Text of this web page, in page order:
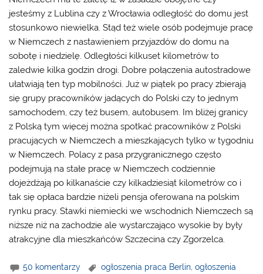
jesteśmy z Lublina czy z Wrocławia odległość do domu jest
stosunkowo niewielka. Stąd też wiele osób podejmuje pracę
w Niemczech z nastawieniem przyjazdów do domu na
sobotę i niedzielę. Odległości kilkuset kilometrów to
zaledwie kilka godzin drogi. Dobre połączenia autostradowe
ułatwiają ten typ mobilności. Już w piątek po pracy zbierają
się grupy pracowników jadących do Polski czy to jednym
samochodem, czy też busem, autobusem. Im bliżej granicy
z Polską tym więcej można spotkać pracowników z Polski
pracujących w Niemczech a mieszkających tylko w tygodniu
w Niemczech. Polacy z pasa przygranicznego często
podejmują na stałe pracę w Niemczech codziennie
dojeżdżają po kilkanaście czy kilkadziesiąt kilometrów co i
tak się opłaca bardzie niżeli pensja oferowana na polskim
rynku pracy. Stawki niemiecki we wschodnich Niemczech są
niższe niż na zachodzie ale wystarczająco wysokie by były
atrakcyjne dla mieszkańców Szczecina czy Zgorzelca.
50 komentarzy ogłoszenia praca Berlin ,ogłoszenia